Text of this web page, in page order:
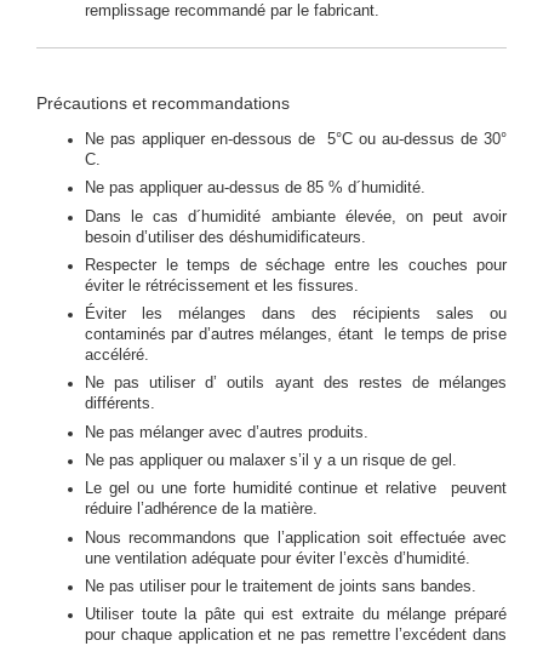
remplissage recommandé par le fabricant.
Précautions et recommandations
Ne pas appliquer en-dessous de 5°C ou au-dessus de 30°
C.
Ne pas appliquer au-dessus de 85 % d´humidité.
Dans le cas d´humidité ambiante élevée, on peut avoir
besoin d’utiliser des déshumidificateurs.
Respecter le temps de séchage entre les couches pour
éviter le rétrécissement et les fissures.
Éviter les mélanges dans des récipients sales ou
contaminés par d’autres mélanges, étant le temps de prise
accéléré.
Ne pas utiliser d’ outils ayant des restes de mélanges
différents.
Ne pas mélanger avec d’autres produits.
Ne pas appliquer ou malaxer s’il y a un risque de gel.
Le gel ou une forte humidité continue et relative peuvent
réduire l’adhérence de la matière.
Nous recommandons que l’application soit effectuée avec
une ventilation adéquate pour éviter l’excès d’humidité.
Ne pas utiliser pour le traitement de joints sans bandes.
Utiliser toute la pâte qui est extraite du mélange préparé
pour chaque application et ne pas remettre l’excédent dans